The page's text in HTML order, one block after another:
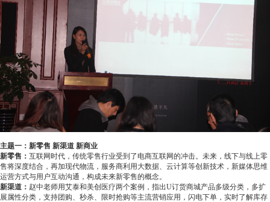
主题一： 新零售 新渠道 新商业
新零售： 互联网时代，传统零售行业受到了电商互联网的冲击。未来，线下与线上零
售将深度结合，再加现代物流，服务商利用大数据、云计算等创新技术，新媒体思维
运营方式与用户互动沟通，构成未来新零售的概念。
新渠道： 赵中老师用艾泰和美创医疗两个案例，指出U订货商城产品多级分类，多扩
展属性分类，支持团购、秒杀、限时抢购等主流营销应用，闪电下单，实时了解库存